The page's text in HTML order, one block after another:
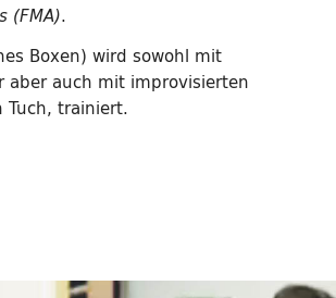
(FMA).
Boxen) wird sowohl mit
aber auch mit improvisierten
Tuch, trainiert.